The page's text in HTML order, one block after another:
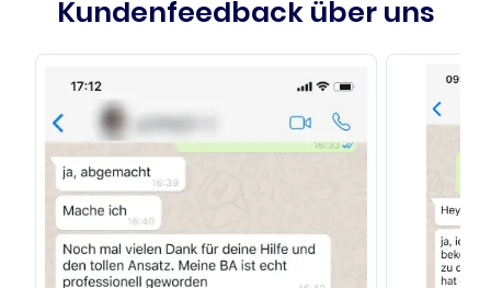
Kundenfeedback über uns